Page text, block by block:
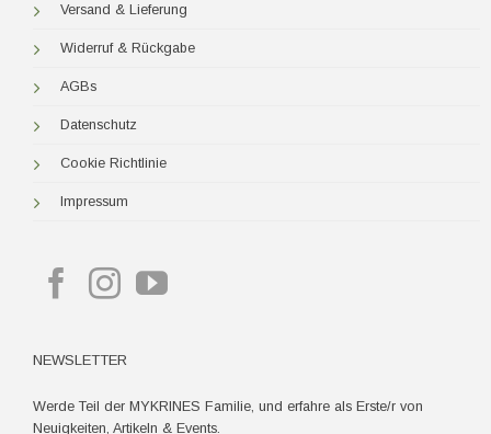
Versand & Lieferung
Widerruf & Rückgabe
AGBs
Datenschutz
Cookie Richtlinie
Impressum
NEWSLETTER
Werde Teil der MYKRINES Familie, und erfahre als Erste/r von
Neuigkeiten, Artikeln & Events.